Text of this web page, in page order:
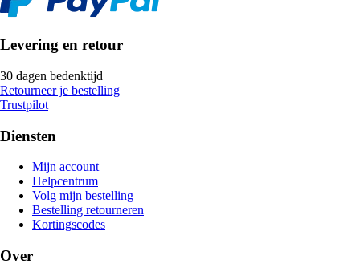
Levering en retour
30 dagen bedenktijd
Retourneer je bestelling
Trustpilot
Diensten
Mijn account
Helpcentrum
Volg mijn bestelling
Bestelling retourneren
Kortingscodes
Over